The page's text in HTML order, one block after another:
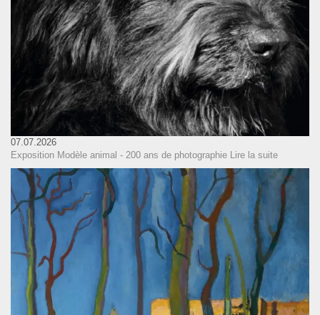
07.07.2026
Exposition Modèle animal - 200 ans de photographie Lire la suite